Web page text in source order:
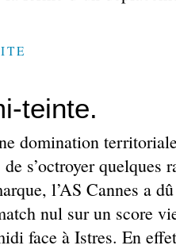
teinte.
domination
s’octroyer quelques
l’AS Cannes a
nul sur un score
face à Istres. En